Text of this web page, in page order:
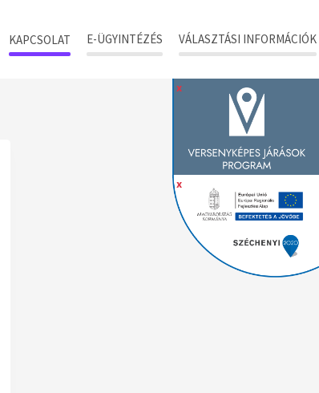
KAPCSOLAT E-ÜGYINTÉZÉS VÁLASZTÁSI INFORMÁCIÓK
x
x